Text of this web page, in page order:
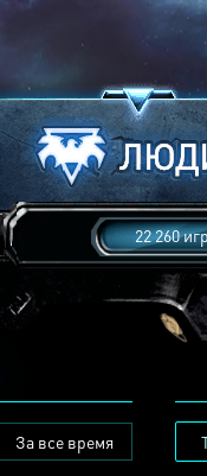
22 260
За все время